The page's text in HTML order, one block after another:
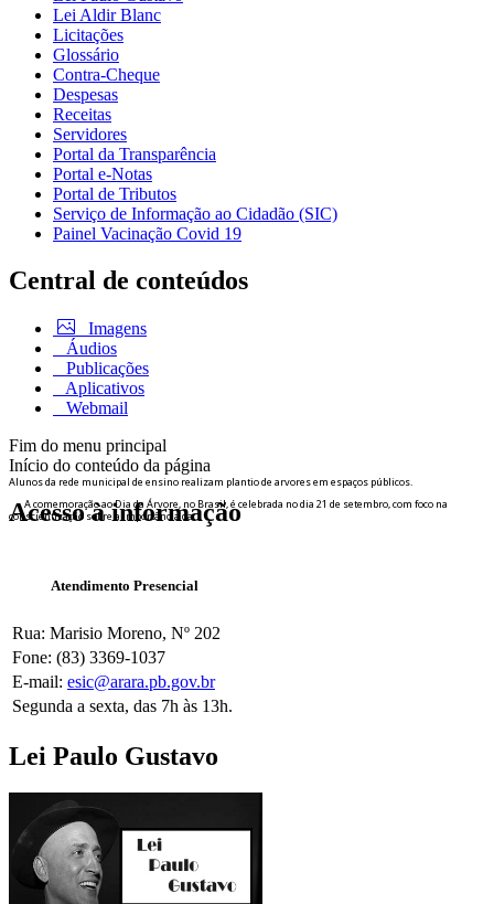
Lei Aldir Blanc
Licitações
Glossário
Contra-Cheque
Despesas
Receitas
Servidores
Portal da Transparência
Portal e-Notas
Portal de Tributos
Serviço de Informação ao Cidadão (SIC)
Painel Vacinação Covid 19
Central de conteúdos
Imagens
Áudios
Publicações
Aplicativos
Webmail
Fim do menu principal
Início do conteúdo da página
Alunos da rede municipal de ensino realizam plantio de arvores em espaços públicos.
A comemoração ao Dia da Árvore, no Brasil, é celebrada no dia 21 de setembro, com foco na
conscientização sobre a importância da...
Acesso à informação
Atendimento Presencial
Rua: Marisio Moreno, Nº 202
Fone: (83) 3369-1037
E-mail: esic@arara.pb.gov.br
Segunda a sexta, das 7h às 13h.
Lei Paulo Gustavo